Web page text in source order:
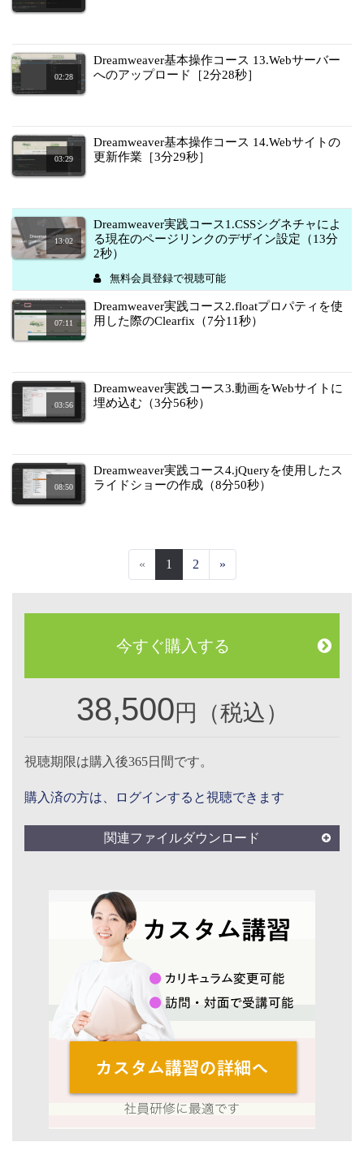
02:28
Dreamweaver基本操作コース 13.Webサーバー
へのアップロード［2分28秒］
03:29
Dreamweaver基本操作コース 14.Webサイトの
更新作業［3分29秒］
13:02
Dreamweaver実践コース1.CSSシグネチャによ
る現在のページリンクのデザイン設定（13分
2秒）
無料会員登録で視聴可能
07:11
Dreamweaver実践コース2.floatプロパティを使
用した際のClearfix（7分11秒）
03:56
Dreamweaver実践コース3.動画をWebサイトに
埋め込む（3分56秒）
08:50
Dreamweaver実践コース4.jQueryを使用したス
ライドショーの作成（8分50秒）
« 1 2 »
今すぐ購入する
38,500円（税込）
視聴期限は購入後365日間です。
購入済の方は、ログインすると視聴できます
関連ファイルダウンロード